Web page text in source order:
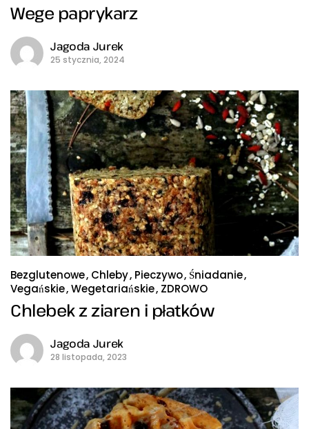
Wege paprykarz
Jagoda Jurek
25 stycznia, 2024
Bezglutenowe Chleby Pieczywo Śniadanie
Vegańskie Wegetariańskie ZDROWO
Chlebek z ziaren i płatków
Jagoda Jurek
28 listopada, 2023